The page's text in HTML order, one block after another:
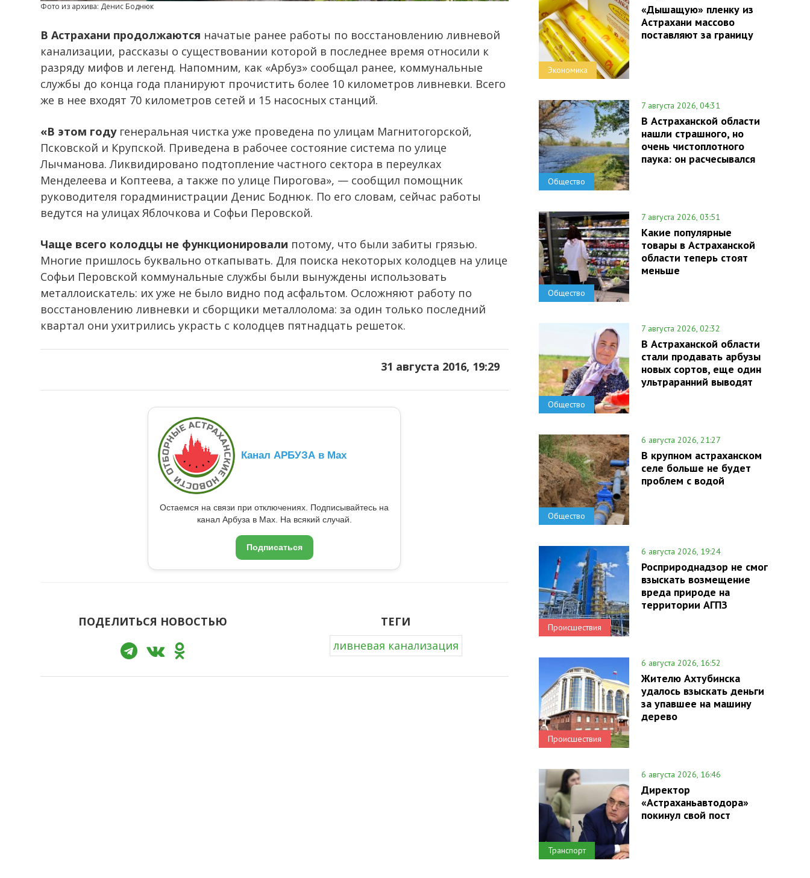
Фото из архива: Денис Боднюк
В Астрахани продолжаются начатые ранее работы по восстановлению ливневой
канализации, рассказы о существовании которой в последнее время относили к
разряду мифов и легенд. Напомним, как «Арбуз» сообщал ранее, коммунальные
службы до конца года планируют прочистить более 10 километров ливневки. Всего
же в нее входят 70 километров сетей и 15 насосных станций.
«В этом годугенеральная чистка уже проведена по улицам Магнитогорской,
Псковской и Крупской. Приведена в рабочее состояние система по улице
Лычманова. Ликвидировано подтопление частного сектора в переулках
Менделеева и Коптеева, а также по улице Пирогова», — сообщил помощник
руководителя горадминистрации Денис Боднюк. По его словам, сейчас работы
ведутся на улицах Яблочкова и Софьи Перовской.
Чаще всего колодцы не функционировали потому, что были забиты грязью.
Многие пришлось буквально откапывать. Для поиска некоторых колодцев на улице
Софьи Перовской коммунальные службы были вынуждены использовать
металлоискатель: их уже не было видно под асфальтом. Осложняют работу по
восстановлению ливневки и сборщики металлолома: за один только последний
квартал они ухитрились украсть с колодцев пятнадцать решеток.
31 августа 2016, 19:29
Канал АРБУЗА в Max
Остаемся на связи при отключениях. Подписывайтесь на
канал Арбуза в Max. На всякий случай.
Подписаться
ПОДЕЛИТЬСЯ НОВОСТЬЮ
ТЕГИ
ливневая канализация
Экономика
«Дышащую» пленку из
Астрахани массово
поставляют за границу
Общество
7 августа 2026, 04:31
В Астраханской области
нашли страшного, но
очень чистоплотного
паука: он расчесывался
Общество
7 августа 2026, 03:51
Какие популярные
товары в Астраханской
области теперь стоят
меньше
Общество
7 августа 2026, 02:32
В Астраханской области
стали продавать арбузы
новых сортов, еще один
ультраранний выводят
Общество
6 августа 2026, 21:27
В крупном астраханском
селе больше не будет
проблем с водой
Происшествия
6 августа 2026, 19:24
Росприроднадзор не смог
взыскать возмещение
вреда природе на
территории АГПЗ
Происшествия
6 августа 2026, 16:52
Жителю Ахтубинска
удалось взыскать деньги
за упавшее на машину
дерево
Транспорт
6 августа 2026, 16:46
Директор
«Астраханьавтодора»
покинул свой пост